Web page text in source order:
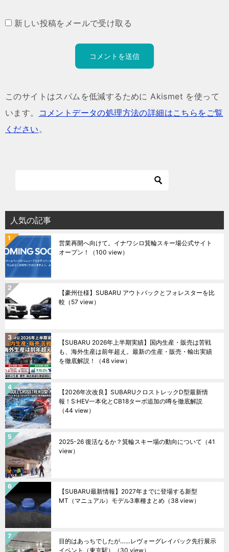
新しい投稿をメールで受け取る
このサイトはスパムを低減するために Akismet を使って
います。
コメントデータの処理方法の詳細はこちらをご覧
ください 。
人気の記事
営業再開へ向けて。イナワシロ箕輪スキー場公式サイト
オープン！
（100 view）
【豪州仕様】SUBARU アウトバックとフォレスターを比
較 （57 view）
【SUBARU 2026年上半期実績】国内生産・販売は苦戦
も、海外生産は前年超え。最新の生産・販売・輸出実績
を徹底解説！
（48 view）
【2026年次改良】SUBARUクロストレックD型最新情
報！S:HEV一本化とCB18ターボ追加の噂を徹底解説
（44 view）
2025-26 復活なるか？箕輪スキー場の動向について （41
view）
【SUBARU最新情報】2027年までに登場する新型
MT（マニュアル）モデル3車種まとめ （38 view）
目的はあっちでしたが……レヴォーグレイバック先行展示
イベント（東京駅）
（30 view）